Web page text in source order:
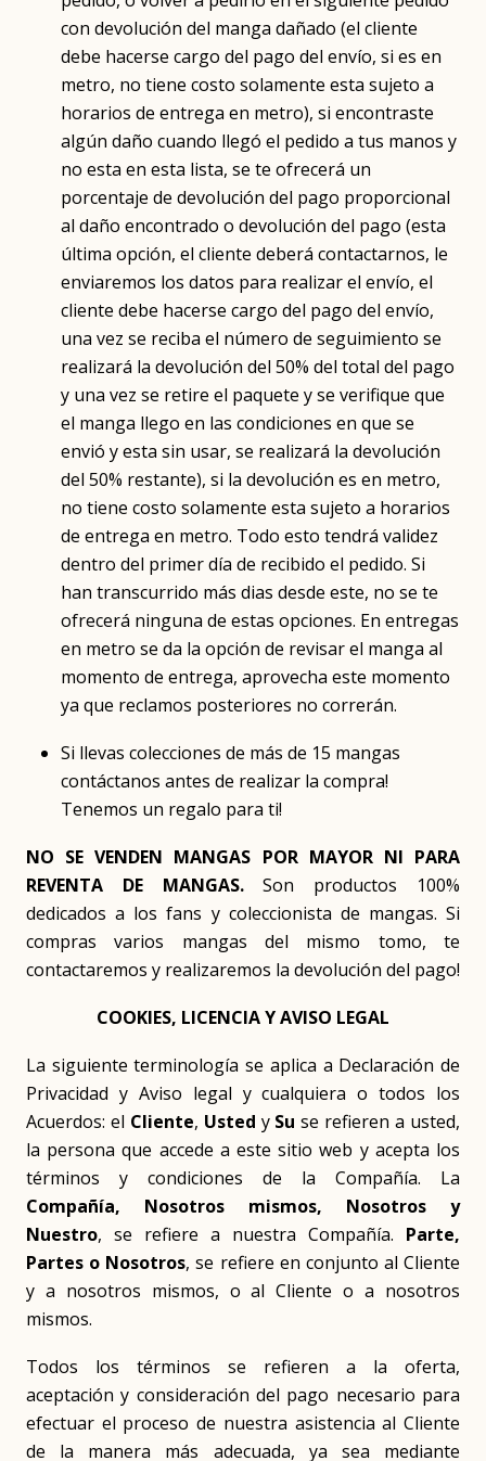
con devolución del manga dañado (el cliente
debe hacerse cargo del pago del envío, si es en
metro, no tiene costo solamente esta sujeto a
horarios de entrega en metro), si encontraste
algún daño cuando llegó el pedido a tus manos y
no esta en esta lista, se te ofrecerá un
porcentaje de devolución del pago proporcional
al daño encontrado o devolución del pago (esta
última opción, el cliente deberá contactarnos, le
enviaremos los datos para realizar el envío, el
cliente debe hacerse cargo del pago del envío,
una vez se reciba el número de seguimiento se
realizará la devolución del 50% del total del pago
y una vez se retire el paquete y se verifique que
el manga llego en las condiciones en que se
envió y esta sin usar, se realizará la devolución
del 50% restante), si la devolución es en metro,
no tiene costo solamente esta sujeto a horarios
de entrega en metro. Todo esto tendrá validez
dentro del primer día de recibido el pedido. Si
han transcurrido más dias desde este, no se te
ofrecerá ninguna de estas opciones. En entregas
en metro se da la opción de revisar el manga al
momento de entrega, aprovecha este momento
ya que reclamos posteriores no correrán.
Si llevas colecciones de más de 15 mangas
contáctanos antes de realizar la compra!
Tenemos un regalo para ti!
NO SE VENDEN MANGAS POR MAYOR NI PARA
REVENTA DE MANGAS.Son productos 100%
dedicados a los fans y coleccionista de mangas. Si
compras varios mangas del mismo tomo, te
contactaremos y realizaremos la devolución del pago!
COOKIES, LICENCIA Y AVISO LEGAL
La siguiente terminología se aplica a Declaración de
Privacidad y Aviso legal y cualquiera o todos los
Acuerdos: el Cliente, Usted y Su se refieren a usted,
la persona que accede a este sitio web y acepta los
términos y condiciones de la Compañía. La
Compañía, Nosotros mismos, Nosotros y
Nuestro, se refiere a nuestra Compañía. Parte,
Partes o Nosotros, se refiere en conjunto al Cliente
y a nosotros mismos, o al Cliente o a nosotros
mismos.
Todos los términos se refieren a la oferta,
aceptación y consideración del pago necesario para
efectuar el proceso de nuestra asistencia al Cliente
de la manera más adecuada, ya sea mediante